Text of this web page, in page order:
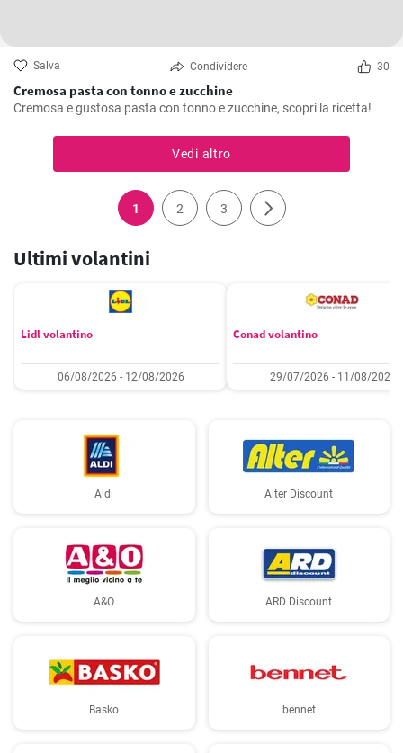
Salva Condividere 30
Cremosa pasta con tonno e zucchine
Cremosa e gustosa pasta con tonno e zucchine, scopri la ricetta!
Vedi altro
1 2 3
Ultimi volantini
Lidl volantino
06/08/2026 - 12/08/2026
Conad volantino
29/07/2026 - 11/08/2026
Aldi Alter Discount
A&O ARD Discount
Basko bennet